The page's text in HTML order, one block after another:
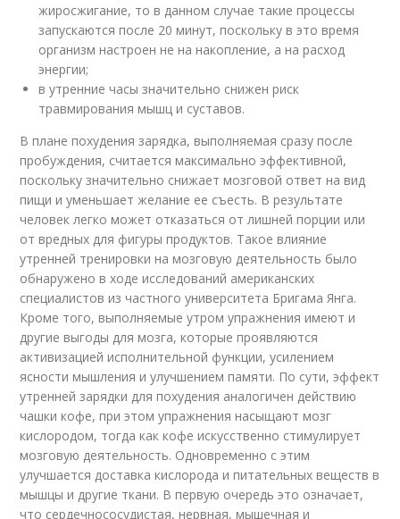
жиросжигание, то в данном случае такие процессы
запускаются после 20 минут, поскольку в это время
организм настроен не на накопление, а на расход
энергии;
в утренние часы значительно снижен риск
травмирования мышц и суставов.
В плане похудения зарядка, выполняемая сразу после
пробуждения, считается максимально эффективной,
поскольку значительно снижает мозговой ответ на вид
пищи и уменьшает желание ее съесть. В результате
человек легко может отказаться от лишней порции или
от вредных для фигуры продуктов. Такое влияние
утренней тренировки на мозговую деятельность было
обнаружено в ходе исследований американских
специалистов из частного университета Бригама Янга.
Кроме того, выполняемые утром упражнения имеют и
другие выгоды для мозга, которые проявляются
активизацией исполнительной функции, усилением
ясности мышления и улучшением памяти. По сути, эффект
утренней зарядки для похудения аналогичен действию
чашки кофе, при этом упражнения насыщают мозг
кислородом, тогда как кофе искусственно стимулирует
мозговую деятельность. Одновременно с этим
улучшается доставка кислорода и питательных веществ в
мышцы и другие ткани. В первую очередь это означает,
что сердечнососудистая, нервная, мышечная и